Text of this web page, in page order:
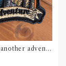
adventu
ン Patch